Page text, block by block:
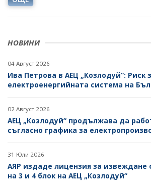
НОВИНИ
04 Август 2026
Ива Петрова в АЕЦ „Козлодуй“: Риск
електроенергийната система на
02 Август 2026
АЕЦ „Козлодуй“ продължава да
съгласно графика за
31 Юли 2026
АЯР издаде лицензия за извеждане
на 3 и 4 блок на АЕЦ „Козлодуй“